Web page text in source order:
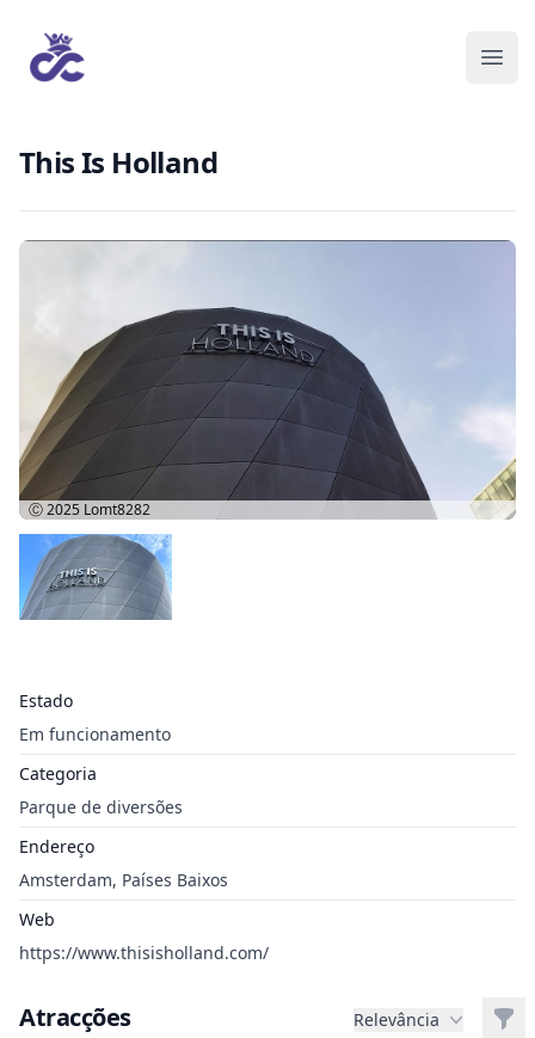
This Is Holland
Estado
Em funcionamento
Categoria
Parque de diversões
Endereço
Amsterdam, Países Baixos
Web
https://www.thisisholland.com/
Ⓒ 2025 Lomt8282
Atracções Relevância